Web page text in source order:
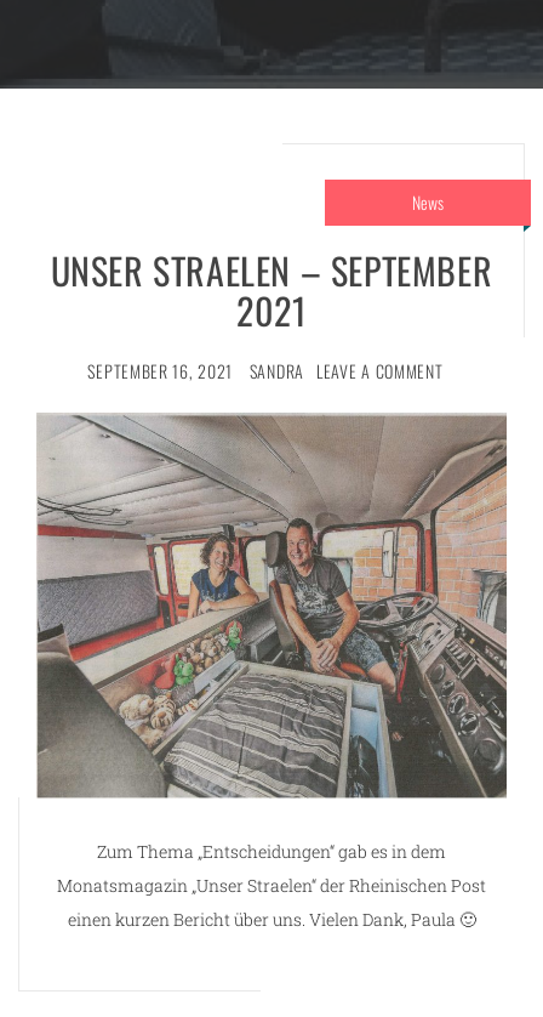
News
UNSER STRAELEN – SEPTEMBER
2021
SEPTEMBER 16, 2021 SANDRA LEAVE A COMMENT
Zum Thema „Entscheidungen“ gab es in dem
Monatsmagazin „Unser Straelen“ der Rheinischen Post
einen kurzen Bericht über uns. Vielen Dank, Paula 🙂